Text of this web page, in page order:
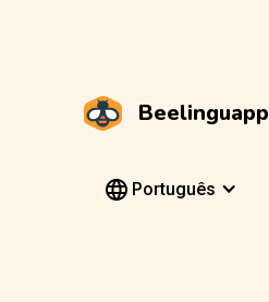
Beelinguapp
Português